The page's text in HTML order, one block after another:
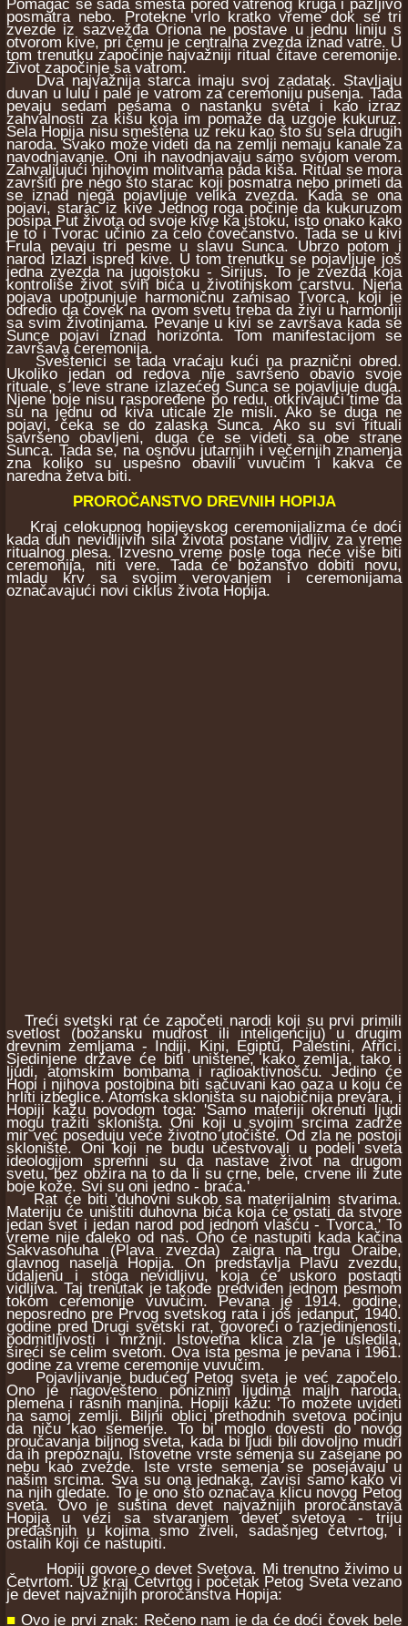
posmatra nebo. Protekne vrlo kratko vreme dok se tri
zvezde iz sazvežđa Oriona ne postave u jednu liniju s
otvorom kive, pri čemu je centralna zvezda iznad vatre. U
tom trenutku započinje najvažniji ritual čitave ceremonije.
Život započinje sa vatrom.
Dva najvažnija starca imaju svoj zadatak. Stavljaju
duvan u lulu i pale je vatrom za ceremoniju pušenja. Tada
pevaju sedam pesama o nastanku sveta i kao izraz
zahvalnosti za kišu koja im pomaže da uzgoje kukuruz.
Sela Hopija nisu smeštena uz reku kao što su sela drugih
naroda. Svako može videti da na zemlji nemaju kanale za
navodnjavanje. Oni ih navodnjavaju samo svojom verom.
Zahvaljujući njihovim molitvama pada kiša. Ritual se mora
završiti pre nego što starac koji posmatra nebo primeti da
se iznad njega pojavljuje velika zvezda. Kada se ona
pojavi, starac iz kive Jednog roga počinje da kukuruzom
posipa Put života od svoje kive ka istoku, isto onako kako
je to i Tvorac učinio za celo čovečanstvo. Tada se u kivi
Frula pevaju tri pesme u slavu Sunca. Ubrzo potom i
narod izlazi ispred kive. U tom trenutku se pojavljuje još
jedna zvezda na jugoistoku - Sirijus. To je zvezda koja
kontroliše život svih bića u životinjskom carstvu. Njena
pojava upotpunjuje harmoničnu zamisao Tvorca, koji je
odredio da čovek na ovom svetu treba da živi u harmoniji
sa svim životinjama. Pevanje u kivi se završava kada se
Sunce pojavi iznad horizonta. Tom manifestacijom se
završava ceremonija.
Sveštenici se tada vraćaju kući na praznični obred.
Ukoliko jedan od redova nije savršeno obavio svoje
rituale, s leve strane izlazećeg Sunca se pojavljuje duga.
Njene boje nisu raspoređene po redu, otkrivajući time da
su na jednu od kiva uticale zle misli. Ako se duga ne
pojavi, čeka se do zalaska Sunca. Ako su svi rituali
savršeno obavljeni, duga će se videti sa obe strane
Sunca. Tada se, na osnovu jutarnjih i večernjih znamenja
zna koliko su uspešno obavili vuvučim i kakva će
naredna žetva biti.
PROROČANSTVO DREVNIH HOPIJA
Kraj celokupnog hopijevskog ceremonijalizma će doći
kada duh nevidljivih sila života postane vidljiv za vreme
ritualnog plesa. Izvesno vreme posle toga neće više biti
ceremonija, niti vere. Tada će božanstvo dobiti novu,
mladu krv sa svojim verovanjem i ceremonijama
označavajući novi ciklus života Hopija.
Treći svetski rat će započeti narodi koji su prvi primili
svetlost (božansku mudrost ili inteligenciju) u drugim
drevnim zemljama - Indiji, Kini, Egiptu, Palestini, Africi.
Sjedinjene države će biti uništene, kako zemlja, tako i
ljudi, atomskim bombama i radioaktivnošću. Jedino će
Hopi i njihova postojbina biti sačuvani kao oaza u koju će
hrliti izbeglice. Atomska skloništa su najobičnija prevara, i
Hopiji kažu povodom toga: 'Samo materiji okrenuti ljudi
mogu tražiti skloništa. Oni koji u svojim srcima zadrže
mir već poseduju veće životno utočište. Od zla ne postoji
sklonište. Oni koji ne budu učestvovali u podeli sveta
ideologijom spremni su da nastave život na drugom
svetu, bez obzira na to da li su crne, bele, crvene ili žute
boje kože. Svi su oni jedno - braća.'
Rat će biti 'duhovni sukob sa materijalnim stvarima.
Materiju će uništiti duhovna bića koja će ostati da stvore
jedan svet i jedan narod pod jednom vlašću - Tvorca.' To
vreme nije daleko od nas. Ono će nastupiti kada kačina
Sakvasohuha (Plava zvezda) zaigra na trgu Oraibe,
glavnog naselja Hopija. On predstavlja Plavu zvezdu,
udaljenu i stoga nevidljivu, koja će uskoro postaqti
vidljiva. Taj trenutak je takođe predviđen jednom pesmom
tokom ceremonije vuvučim. Pevana je 1914. godine,
neposredno pre Prvog svetskog rata i još jedanput, 1940.
godine pred Drugi svetski rat, govoreći o razjedinjenosti,
podmitljivosti i mržnji. Istovetna klica zla je usledila,
šireći se celim svetom. Ova ista pesma je pevana i 1961.
godine za vreme ceremonije vuvučim.
Pojavljivanje budućeg Petog sveta je već započelo.
Ono je nagovešteno poniznim ljudima malih naroda,
plemena i rasnih manjina. Hopiji kažu: 'To možete uvideti
na samoj zemlji. Biljni oblici prethodnih svetova počinju
da niču kao semenje. To bi moglo dovesti do novog
proučavanja biljnog sveta, kada bi ljudi bili dovoljno mudri
da ih prepoznaju. Istovetne vrste semenja su zasejane po
nebu kao zvezde. Iste vrste semenja se posejavaju u
našim srcima. Sva su ona jednaka, zavisi samo kako vi
na njih gledate. To je ono što označava klicu novog Petog
sveta. Ovo je suština devet najvažnijih proročanstava
Hopija u vezi sa stvaranjem devet svetova - triju
pređašnjih u kojima smo živeli, sadašnjeg četvrtog, i
ostalih koji će nastupiti.
Hopiji govore o devet Svetova. Mi trenutno živimo u
Četvrtom. Uz kraj Četvrtog i početak Petog Sveta vezano
je devet najvažnijih proročanstva Hopija:
■ Ovo je prvi znak: Rečeno nam je da će doći čovek bele